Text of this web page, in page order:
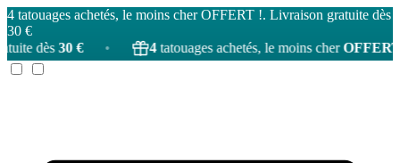
4 tatouages achetés, le moins cher OFFERT !. Livraison gratuite dès
30 €
€
• tatouages achetés, le moins cherOFFERT! •